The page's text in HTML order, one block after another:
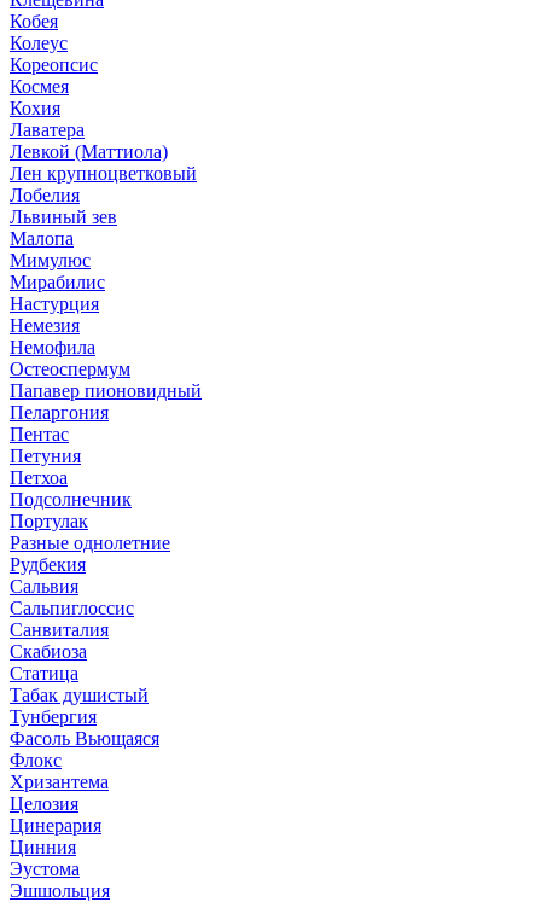
Кобея
Колеус
Кореопсис
Космея
Кохия
Лаватера
Левкой (Маттиола)
Лен крупноцветковый
Лобелия
Львиный зев
Малопа
Мимулюс
Мирабилис
Настурция
Немезия
Немофила
Остеоспермум
Папавер пионовидный
Пеларгония
Пентас
Петуния
Петхоа
Подсолнечник
Портулак
Разные однолетние
Рудбекия
Сальвия
Сальпиглоссис
Санвиталия
Скабиоза
Статица
Табак душистый
Тунбергия
Фасоль Вьющаяся
Флокс
Хризантема
Целозия
Цинерария
Цинния
Эустома
Эшшольция